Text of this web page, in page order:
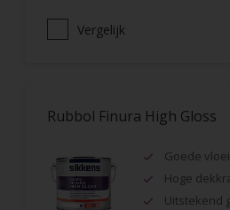
Vergelijk
Rubbol Finura High Gloss
Goede
Hoge
Uitstekend